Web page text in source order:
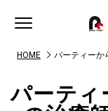
HOME パーティーか
パーティ